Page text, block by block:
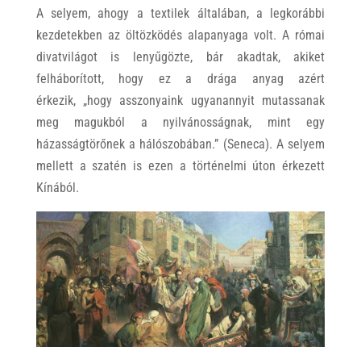
A selyem, ahogy a textilek általában, a legkorábbi
kezdetekben az öltözködés alapanyaga volt. A római
divatvilágot is lenyűgözte, bár akadtak, akiket
felháborított, hogy ez a drága anyag azért
érkezik, „hogy asszonyaink ugyanannyit mutassanak
meg magukból a nyilvánosságnak, mint egy
házasságtörőnek a hálószobában.” (Seneca). A selyem
mellett a szatén is ezen a történelmi úton érkezett
Kínából.